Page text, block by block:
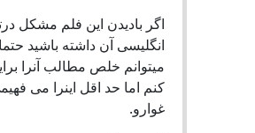
اگر بادیدن این فلم مشکل
انگلیسی آن داشته باشید
میتوانم خلص مطالب آنرا
کنم اما حد اقل اینرا می
غوارو.